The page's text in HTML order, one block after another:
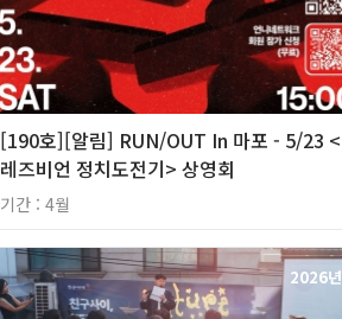
[190호][알림] RUN/OUT In 마포 - 5/23 <
레즈비언 정치도전기> 상영회
기간 : 4월
2026년